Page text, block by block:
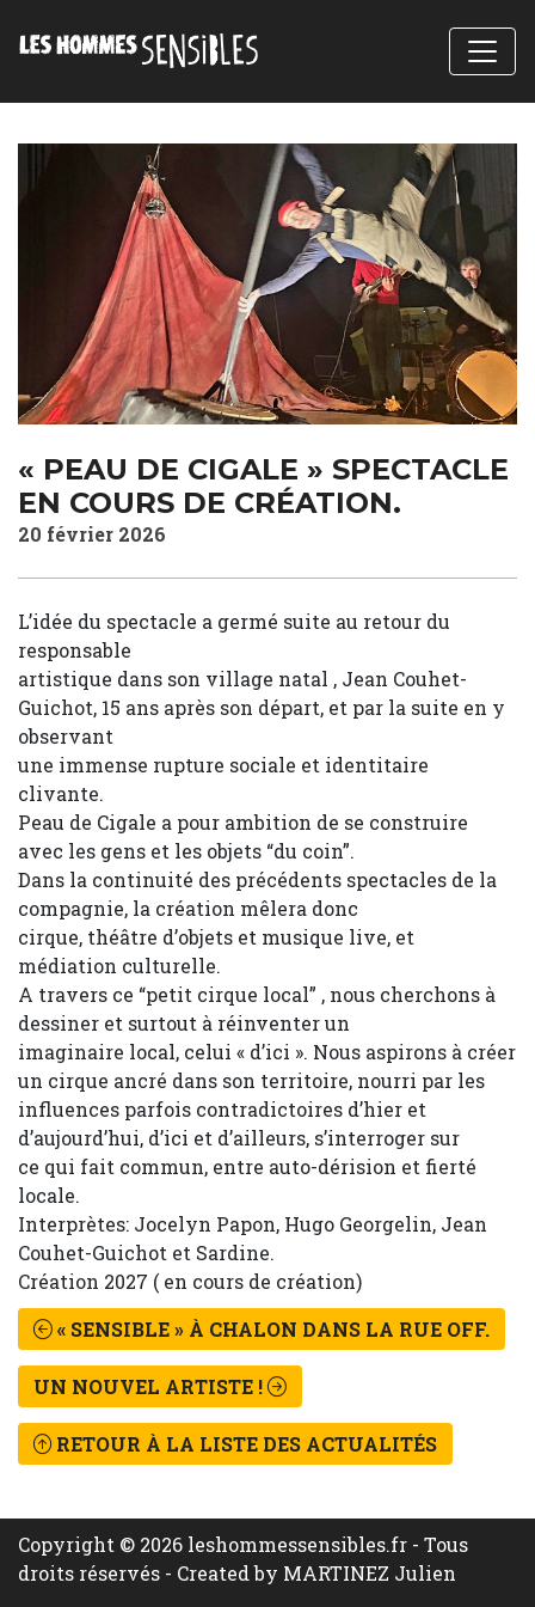
« PEAU DE CIGALE » SPECTACLE
EN COURS DE CRÉATION.
20 février 2026
L’idée du spectacle a germé suite au retour du
responsable
artistique dans son village natal , Jean Couhet-
Guichot, 15 ans après son départ, et par la suite en y
observant
une immense rupture sociale et identitaire
clivante.
Peau de Cigale a pour ambition de se construire
avec les gens et les objets “du coin”.
Dans la continuité des précédents spectacles de la
compagnie, la création mêlera donc
cirque, théâtre d’objets et musique live, et
médiation culturelle.
A travers ce “petit cirque local” , nous cherchons à
dessiner et surtout à réinventer un
imaginaire local, celui « d’ici ». Nous aspirons à créer
un cirque ancré dans son territoire, nourri par les
influences parfois contradictoires d’hier et
d’aujourd’hui, d’ici et d’ailleurs, s’interroger sur
ce qui fait commun, entre auto-dérision et fierté
locale.
Interprètes: Jocelyn Papon, Hugo Georgelin, Jean
Couhet-Guichot et Sardine.
Création 2027 ( en cours de création)
« SENSIBLE » À CHALON DANS LA RUE OFF.
UN NOUVEL ARTISTE !
RETOUR À LA LISTE DES ACTUALITÉS
Copyright © 2026 leshommessensibles.fr - Tous
droits réservés - Created by MARTINEZ Julien